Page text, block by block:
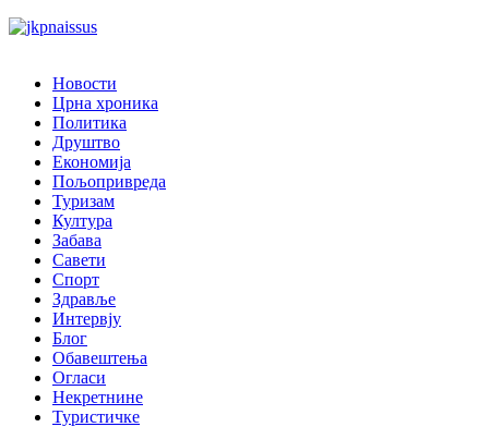
Новости
Црна хроника
Политика
Друштво
Економија
Пољопривреда
Туризам
Култура
Забава
Савети
Спорт
Здравље
Интервју
Блог
Обавештења
Огласи
Некретнине
Туристичке